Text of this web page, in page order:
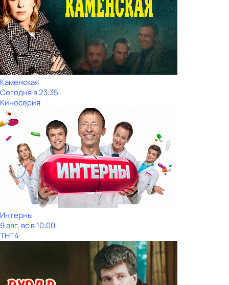
Каменская
Сегодня в 23:35
Киносерия
Интерны
9 авг, вс в 10:00
ТНТ4